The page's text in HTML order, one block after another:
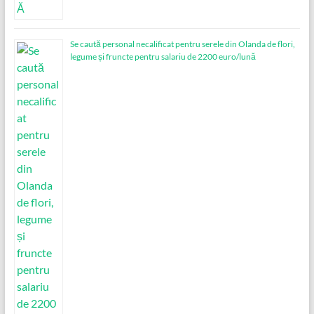
Se caută personal necalificat pentru serele din Olanda de flori,
legume și fruncte pentru salariu de 2200 euro/lună